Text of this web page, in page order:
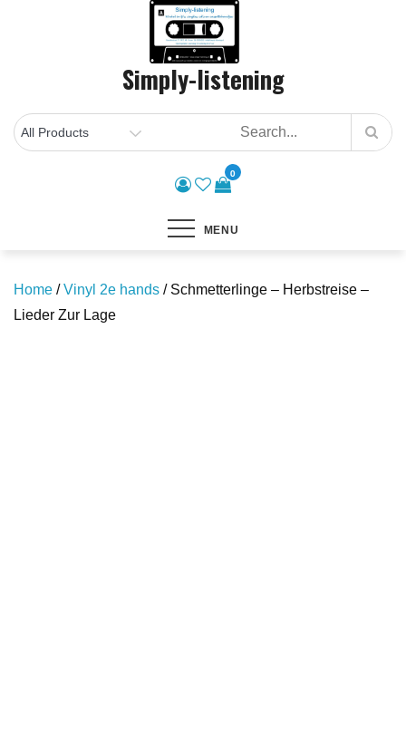
Simply-listening
0
MENU
Home /Vinyl 2e hands / Schmetterlinge – Herbstreise –
Lieder Zur Lage